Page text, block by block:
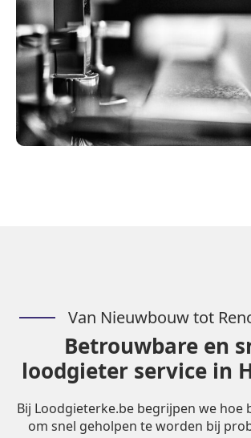
Van Nieuwbouw tot
Betrouwbare en
loodgieter service in
Bij Loodgieterke.be begrijpen we hoe
om snel geholpen te worden bij